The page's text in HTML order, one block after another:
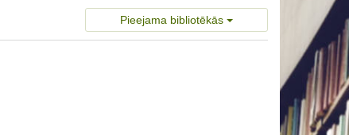
Pieejama bibliotēkās